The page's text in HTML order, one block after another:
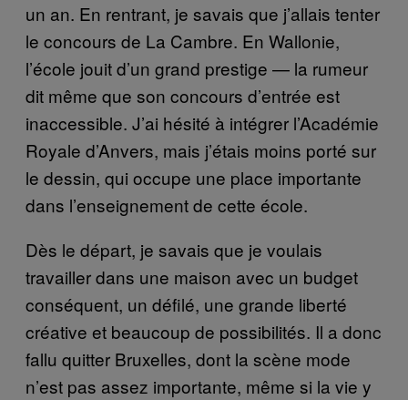
un an. En rentrant, je savais que j’allais tenter
le concours de La Cambre. En Wallonie,
l’école jouit d’un grand prestige — la rumeur
dit même que son concours d’entrée est
inaccessible. J’ai hésité à intégrer l’Académie
Royale d’Anvers, mais j’étais moins porté sur
le dessin, qui occupe une place importante
dans l’enseignement de cette école.
Dès le départ, je savais que je voulais
travailler dans une maison avec un budget
conséquent, un défilé, une grande liberté
créative et beaucoup de possibilités. Il a donc
fallu quitter Bruxelles, dont la scène mode
n’est pas assez importante, même si la vie y